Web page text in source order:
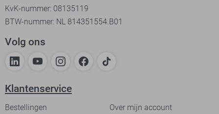
KvK-nummer: 08135119
BTW-nummer: NL 814351554.B01
Volg ons
Klantenservice
Bestellingen
Over mijn account